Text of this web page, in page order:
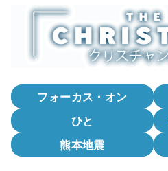
フォーカス・オン
ひと
熊本地震